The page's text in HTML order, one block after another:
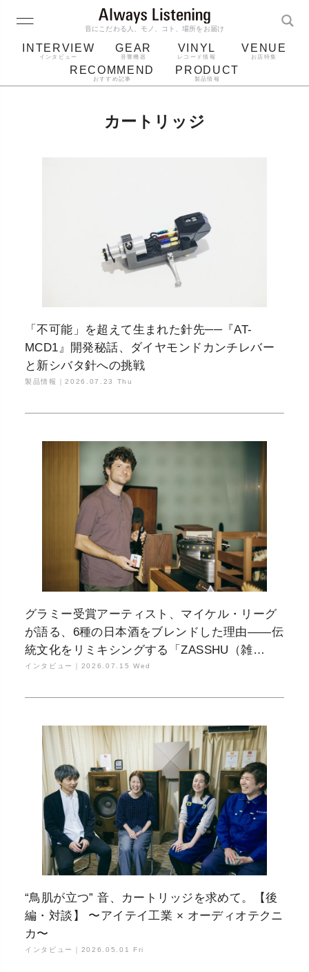
音にこだわる人、モノ、コト、場所をお届け
INTERVIEW
インタビュー
GEAR
音響機器
VINYL
レコード情報
VENUE
お店特集
RECOMMEND
おすすめ記事
PRODUCT
製品情報
ジャケット bluetooth
カートリッジ
「不可能」を超えて生まれた針先──『AT-
MCD1』開発秘話、ダイヤモンドカンチレバー
と新シバタ針への挑戦
製品情報｜2026.07.23 Thu
グラミー受賞アーティスト、マイケル・リーグ
が語る、6種の日本酒をブレンドした理由——伝
統文化をリミキシングする「ZASSHU（雑
種）」
インタビュー｜ 2026.07.15 Wed
“鳥肌が立つ” 音、カートリッジを求めて。【後
編・対談】 〜アイテイ工業 × オーディオテクニ
カ〜
インタビュー｜ 2026.05.01 Fri